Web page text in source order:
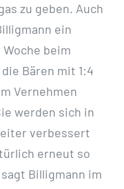
zu geben. Auch
ein
beim
Bären mit 1:4
Vernehmen
werden sich in
verbessert
erneut so
Billigmann im